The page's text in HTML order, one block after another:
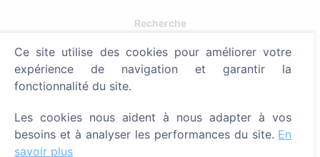
Recherche
Rechercher des défunts
Rechercher des cimetières
Contacts
Ce site utilise des cookies pour améliorer votre
expérience de navigation et garantir la
fonctionnalité du site.
Les cookies nous aident à nous adapter à vos
besoins et à analyser les performances du site. En
savoir plus